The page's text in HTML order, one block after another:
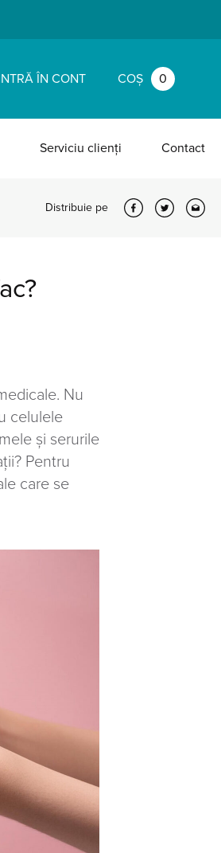
ÎN CONT COȘ 0
Serviciu clienți Contact
Distribuie pe
Nu
celulele
și serurile
Pentru
care se